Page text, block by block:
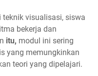
teknik visualisasi, siswa
bekerja dan
itu, modul ini sering
yang memungkinkan
teori yang dipelajari.